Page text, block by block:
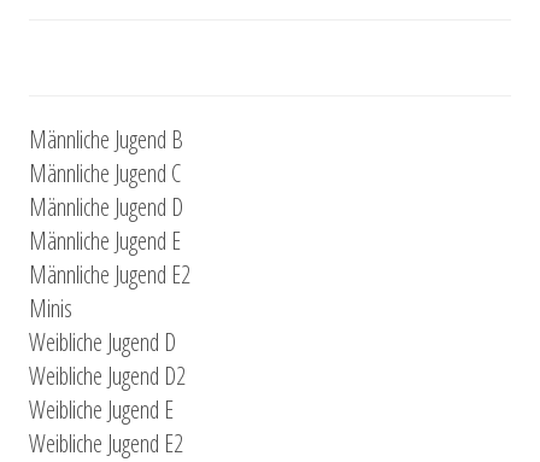
Männliche Jugend B
Männliche Jugend C
Männliche Jugend D
Männliche Jugend E
Männliche Jugend E2
Minis
Weibliche Jugend D
Weibliche Jugend D2
Weibliche Jugend E
Weibliche Jugend E2